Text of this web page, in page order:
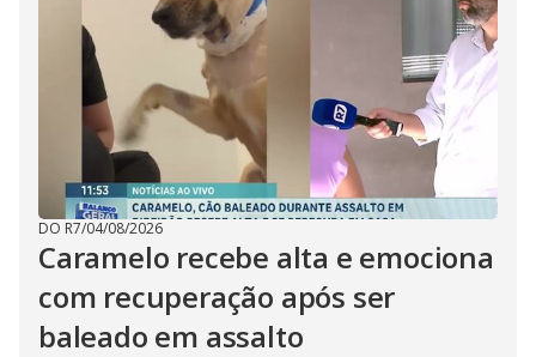
DO R7/04/08/2026
Caramelo recebe alta e emociona
com recuperação após ser
baleado em assalto